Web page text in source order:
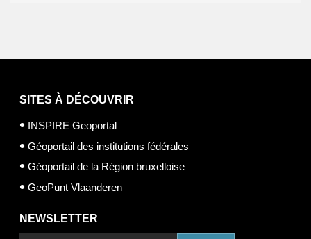
SITES À DÉCOUVRIR
INSPIRE Geoportal
Géoportail des institutions fédérales
Géoportail de la Région bruxelloise
GeoPunt Vlaanderen
NEWSLETTER